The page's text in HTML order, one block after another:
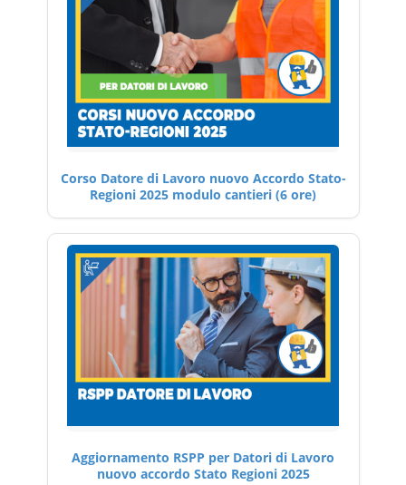
Corso Datore di Lavoro nuovo Accordo Stato-
Regioni 2025 modulo cantieri (6 ore)
Aggiornamento RSPP per Datori di Lavoro
nuovo accordo Stato Regioni 2025